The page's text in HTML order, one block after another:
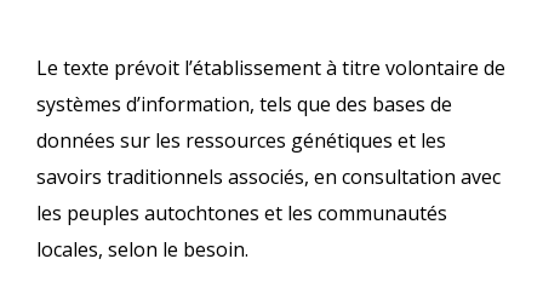
Le texte prévoit l’établissement à titre volontaire de
systèmes d’information, tels que des bases de
données sur les ressources génétiques et les
savoirs traditionnels associés, en consultation avec
les peuples autochtones et les communautés
locales, selon le besoin.